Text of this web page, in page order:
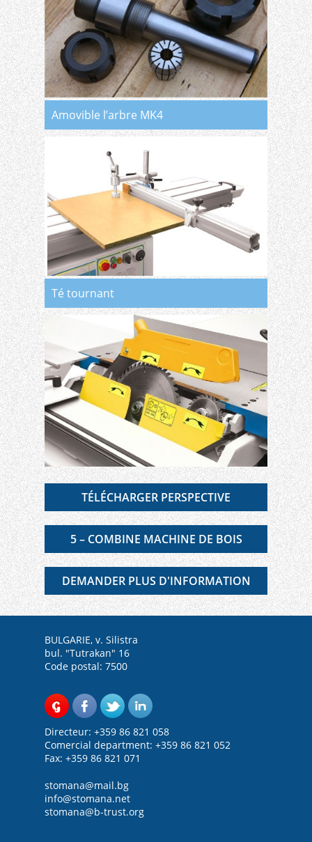
Amovible l’arbre MK4
Té tournant
TÉLÉCHARGER PERSPECTIVE
5 – COMBINE MACHINE DE BOIS
DEMANDER PLUS D'INFORMATION
BULGARIE, v. Silistra
bul. "Tutrakan" 16
Code postal: 7500
Directeur: +359 86 821 058
Comercial department: +359 86 821 052
Fax: +359 86 821 071
stomana@mail.bg
info@stomana.net
stomana@b-trust.org